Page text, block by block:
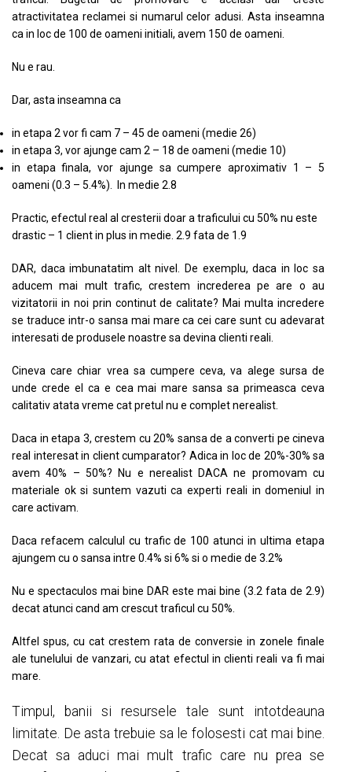
atractivitatea reclamei si numarul celor adusi. Asta inseamna
ca in loc de 100 de oameni initiali, avem 150 de oameni.
Nu e rau.
Dar, asta inseamna ca
in etapa 2 vor fi cam 7 – 45 de oameni (medie 26)
in etapa 3, vor ajunge cam 2 – 18 de oameni (medie 10)
in etapa finala, vor ajunge sa cumpere aproximativ 1 – 5
oameni (0.3 – 5.4%). In medie 2.8
Practic, efectul real al cresterii doar a traficului cu 50% nu este
drastic – 1 client in plus in medie. 2.9 fata de 1.9
DAR, daca imbunatatim alt nivel. De exemplu, daca in loc sa
aducem mai mult trafic, crestem increderea pe are o au
vizitatorii in noi prin continut de calitate? Mai multa incredere
se traduce intr-o sansa mai mare ca cei care sunt cu adevarat
interesati de produsele noastre sa devina clienti reali.
Cineva care chiar vrea sa cumpere ceva, va alege sursa de
unde crede el ca e cea mai mare sansa sa primeasca ceva
calitativ atata vreme cat pretul nu e complet nerealist.
Daca in etapa 3, crestem cu 20% sansa de a converti pe cineva
real interesat in client cumparator? Adica in loc de 20%-30% sa
avem 40% – 50%? Nu e nerealist DACA ne promovam cu
materiale ok si suntem vazuti ca experti reali in domeniul in
care activam.
Daca refacem calculul cu trafic de 100 atunci in ultima etapa
ajungem cu o sansa intre 0.4% si 6% si o medie de 3.2%
Nu e spectaculos mai bine DAR este mai bine (3.2 fata de 2.9)
decat atunci cand am crescut traficul cu 50%.
Altfel spus, cu cat crestem rata de conversie in zonele finale
ale tunelului de vanzari, cu atat efectul in clienti reali va fi mai
mare.
Timpul, banii si resursele tale sunt intotdeauna
limitate. De asta trebuie sa le folosesti cat mai bine.
Decat sa aduci mai mult trafic care nu prea se